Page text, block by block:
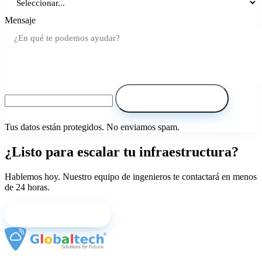
Mensaje
Tus datos están protegidos. No enviamos spam.
¿Listo para escalar tu infraestructura?
Hablemos hoy. Nuestro equipo de ingenieros te contactará en menos
de 24 horas.